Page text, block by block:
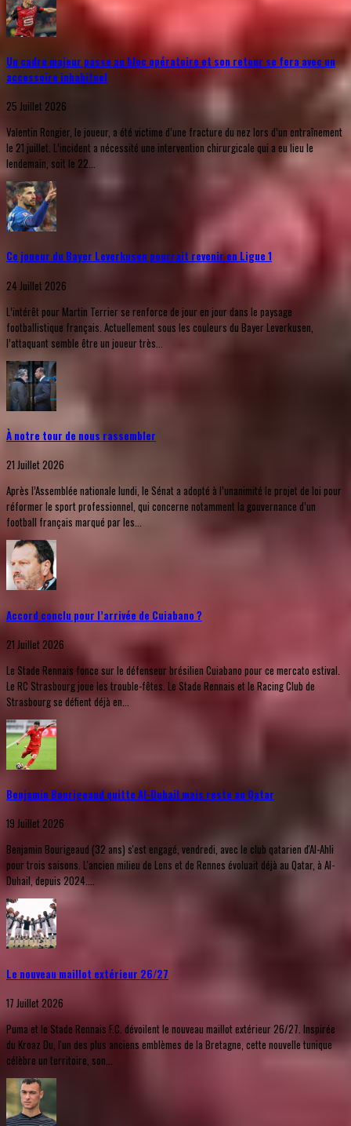
Un cadre majeur passe au bloc opératoire et son retour se fera avec un
accessoire inhabituel
25 Juillet 2026
Valentin Rongier, le joueur, a été victime d’une fracture du nez lors d’un entraînement
le 21 juillet. L’incident a nécessité une intervention chirurgicale qui a eu lieu le
lendemain, soit le 22...
Ce joueur du Bayer Leverkusen pourrait revenir en Ligue 1
24 Juillet 2026
L’intérêt pour Martin Terrier se renforce de jour en jour dans le paysage
footballistique français. Actuellement sous les couleurs du Bayer Leverkusen,
l’attaquant semble être un joueur très...
À notre tour de nous rassembler
21 Juillet 2026
Après l’Assemblée nationale lundi, le Sénat a adopté à l’unanimité le projet de loi pour
réformer le sport professionnel, qui concerne notamment la gouvernance d’un
football français marqué par les...
Accord conclu pour l’arrivée de Cuiabano ?
21 Juillet 2026
Le Stade Rennais fonce sur le défenseur brésilien Cuiabano pour ce mercato estival.
Le RC Strasbourg joue les trouble-fêtes. Le Stade Rennais et le Racing Club de
Strasbourg se défient déjà en...
Benjamin Bourigeaud quitte Al-Duhail mais reste au Qatar
19 Juillet 2026
Benjamin Bourigeaud (32 ans) s'est engagé, vendredi, avec le club qatarien d'Al-Ahli
pour trois saisons. L'ancien milieu de Lens et de Rennes évoluait déjà au Qatar, à Al-
Duhail, depuis 2024....
Le nouveau maillot extérieur 26/27
17 Juillet 2026
Puma et le Stade Rennais F.C. dévoilent le nouveau maillot extérieur 26/27. Inspirée
du Kroaz Du, l'un des plus anciens emblèmes de la Bretagne, cette nouvelle tunique
célèbre un territoire, son...